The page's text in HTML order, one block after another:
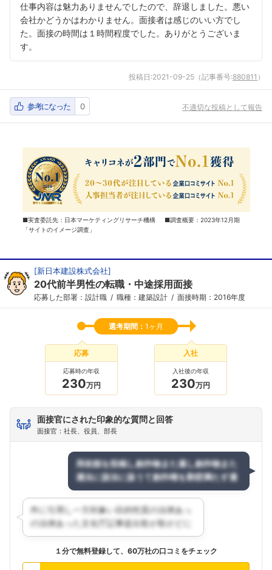
仕事内容は魅力ありませんでしたので、辞退しました。悪い
会社かどうかはわかりません。面接者は感じのいい方でし
た。面接の時間は１時間程度でした。ありがとうございま
す。
投稿日:2021-09-25 （記事番号:880811 ）
参考になった 0 不適切な投稿として報告
■実査委託先：日本マーケティングリサーチ機構 ■調査概要：2023年12月期
「サイトのイメージ調査」
[新日本建設株式会社]
20代前半男性の転職・中途採用面接
応募した部署：設計職 職種：建築設計 面接時期：2016年度
選考期間： 1ヶ月
応募
応募時の年収
230万円
入社
入社後の年収
230万円
面接官にされた印象的な質問と回答
面接官：社長、役員、部長
１分で無料登録して、60万社の口コミをチェック